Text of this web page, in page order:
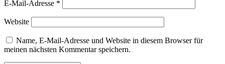
E-Mail-Adresse *
Website
Name, E-Mail-Adresse und Website in diesem Browser für
meinen nächsten Kommentar speichern.